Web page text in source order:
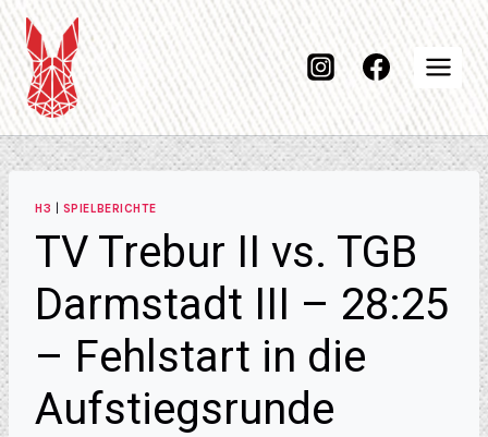
H3 SPIELBERICHTE
TV Trebur II vs. TGB
Darmstadt III – 28:25
– Fehlstart in die
Aufstiegsrunde